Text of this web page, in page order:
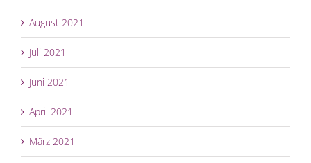
August 2021
Juli 2021
Juni 2021
April 2021
März 2021